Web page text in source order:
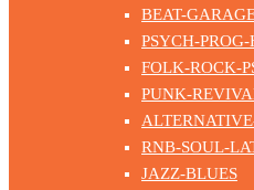
BEAT-
PSYCH-
FOLK-ROCK-
PUNK-
RNB-SOUL-
JAZZ-BLUES